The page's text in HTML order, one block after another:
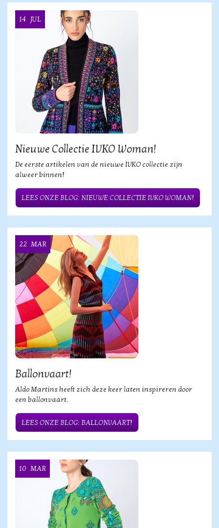
14 JUL
Nieuwe Collectie IVKO Woman!
De eerste artikelen van de nieuwe IVKO collectie zijn
alweer binnen!
LEES ONZE BLOG: NIEUWE COLLECTIE IVKO WOMAN!
22 MAR
Ballonvaart!
Aldo Martins heeft zich deze keer laten inspireren door
een ballonvaart.
LEES ONZE BLOG: BALLONVAART!
10 MAR